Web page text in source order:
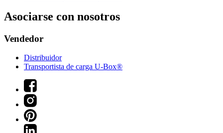
Asociarse con nosotros
Vendedor
Distribuidor
Transportista de carga U-Box®